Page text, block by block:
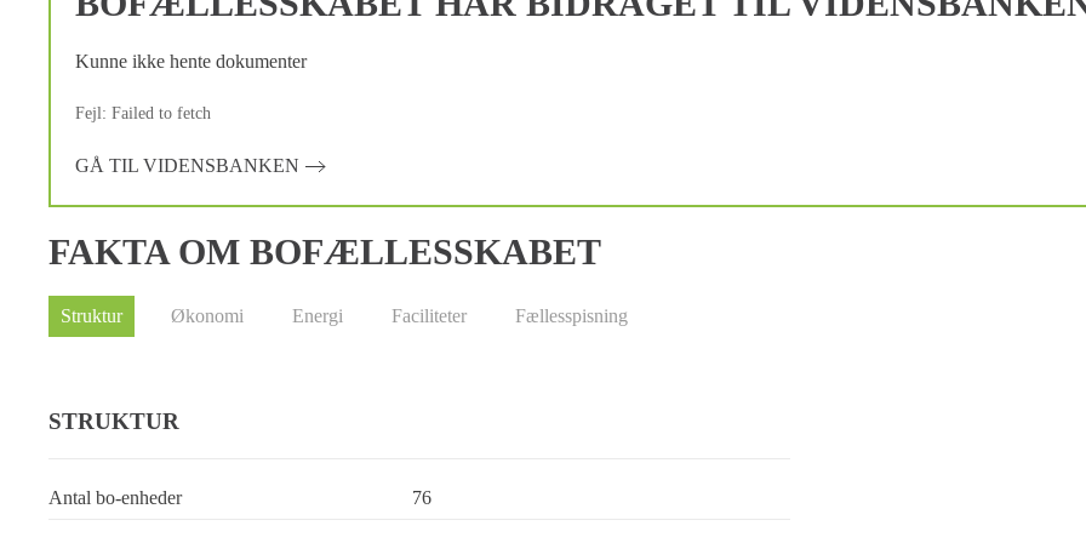
Kunne ikke hente dokumenter
Fejl: Failed to fetch
GÅ TIL VIDENSBANKEN
FAKTA OM BOFÆLLESSKABET
Struktur Økonomi Energi Faciliteter Fællesspisning
STRUKTUR
Antal bo-enheder 76